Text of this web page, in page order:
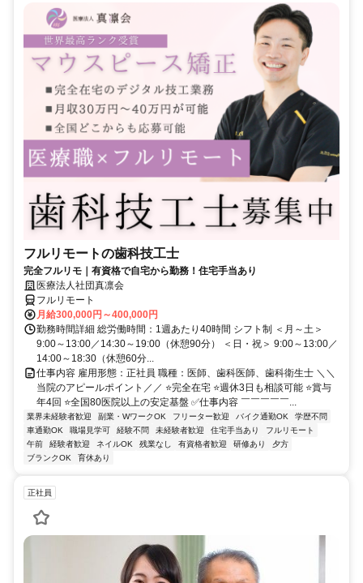
フルリモートの歯科技工士
完全フルリモ｜有資格で自宅から勤務！住宅手当あり
医療法人社団真凛会
フルリモート
月給300,000円～400,000円
勤務時間詳細 総労働時間：1週あたり40時間 シフト制 ＜月～土＞
9:00～13:00／14:30～19:00（休憩90分） ＜日・祝＞ 9:00～13:00／
14:00～18:30（休憩60分...
仕事内容 雇用形態：正社員 職種：医師、歯科医師、歯科衛生士 ＼＼
当院のアピールポイント／／ ⭐完全在宅 ⭐週休3日も相談可能 ⭐賞与
年4回 ⭐全国80医院以上の安定基盤 ✅仕事内容 ￣￣￣￣￣...
業界未経験者歓迎 副業・WワークOK フリーター歓迎 バイク通勤OK
学歴不問
車通勤OK
職場見学可 経験不問 未経験者歓迎 住宅手当あり
フルリモート
午前
経験者歓迎 ネイルOK 残業なし 有資格者歓迎 研修あり
夕方
ブランクOK
育休あり
正社員